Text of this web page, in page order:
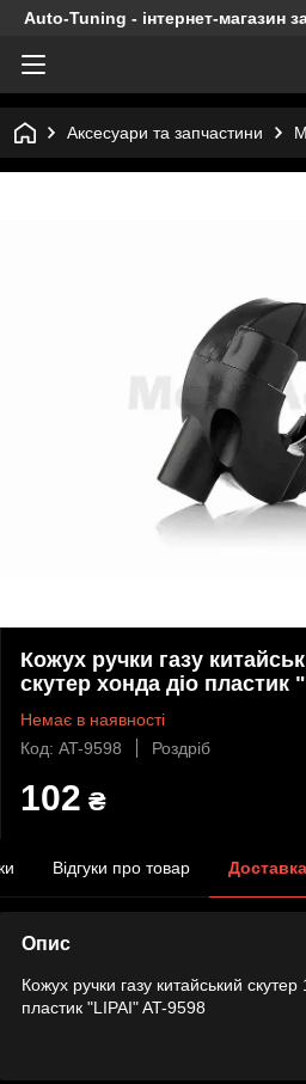
Auto-Tuning - інтернет-магазин
Аксесуари та запчастини
Кожух ручки газу
скутер хонда діо пластик
Немає в наявності
Код: AT-9598
Роздріб
102 ₴
Відгуки про товар Доставка
Опис
Кожух ручки газу китайський
пластик "LIPAI" AT-9598